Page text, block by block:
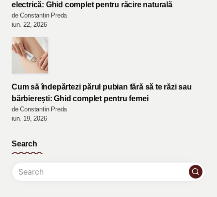
electrică: Ghid complet pentru răcire naturală
de Constantin Preda
iun. 22, 2026
Cum să îndepărtezi părul pubian fără să te răzi sau
bărbierești: Ghid complet pentru femei
de Constantin Preda
iun. 19, 2026
Search